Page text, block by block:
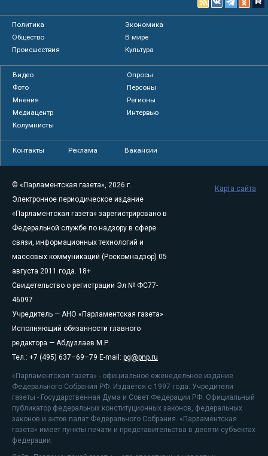
Политика
Экономика
Общество
В мире
Происшествия
Культура
Видео
Опросы
Фото
Персоны
Мнения
Регионы
Медиацентр
Интервью
Колумнисты
Контакты Реклама Вакансии
© «Парламентская газета», 2026 г.
Электронное периодическое издание
«Парламентская газета» зарегистрировано в
Федеральной службе по надзору в сфере
связи, информационных технологий и
массовых коммуникаций (Роскомнадзор) 05
августа 2011 года. 18+
Свидетельство о регистрации Эл № ФС77-
46097
Учредитель — АНО «Парламентская газета»
Исполняющий обязанности главного
редактора — Абдуллаев М.Р.
Тел.: +7 (495) 637–69–79 E-mail: pg@pnp.ru
«Парламентская газета» - официальное еженедельное издание
Федерального Собрания РФ. Издается с 1997 года. Учредители
газеты - Государственная Дума и Совет Федерации РФ. Официальный
публикатор федеральных конституционных законов, федеральных
законов и актов палат Федерального Собрания. «Парламентская
газета» имеет пункты печати и представительства в десяти субъектах
федерации.
Карта сайта